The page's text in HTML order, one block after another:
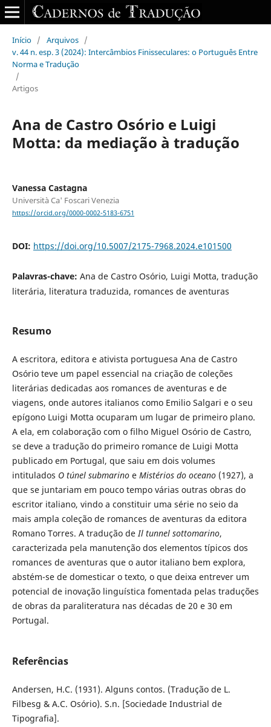
Início / Arquivos /
v. 44 n. esp. 3 (2024): Intercâmbios Finisseculares: o Português Entre
Norma e Tradução
/
Artigos
Ana de Castro Osório e Luigi
Motta: da mediação à tradução
Vanessa Castagna
Università Ca' Foscari Venezia
https://orcid.org/0000-0002-5183-6751
DOI: https://doi.org/10.5007/2175-7968.2024.e101500
Palavras-chave: Ana de Castro Osório, Luigi Motta, tradução
literária, literatura traduzida, romances de aventuras
Resumo
A escritora, editora e ativista portuguesa Ana de Castro
Osório teve um papel essencial na criação de coleções
literárias dedicadas aos romances de aventuras e de
viagens, onde autores italianos como Emilio Salgari e o seu
epígono Luigi Motta ocuparam um lugar de primeiro plano.
A ela, em colaboração com o filho Miguel Osório de Castro,
se deve a tradução do primeiro romance de Luigi Motta
publicado em Portugal, que saiu em dois volumes
intitulados O túnel submarinoe Mistérios do oceano(1927), a
que se juntariam em pouco tempo várias outras obras do
escritor italiano, vindo a constituir uma série no seio da
mais ampla coleção de romances de aventuras da editora
Romano Torres. A tradução deIl tunnel sottomarino,
caracterizada pela manutenção dos elementos típicos dos
romances de aventuras que o autor italiano bem explora,
abstém-se de domesticar o texto, o que deixa entrever um
potencial de inovação linguística fomentada pelas traduções
de obras da paraliteratura nas décadas de 20 e 30 em
Portugal.
Referências
Andersen, H.C. (1931). Alguns contos. (Tradução de L.
Filbesg & A.C. Osório). S.n. [Sociedade Industrial de
Tipografia].